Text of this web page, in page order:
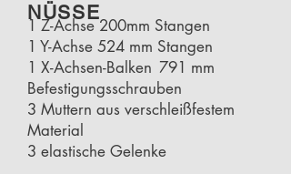
NÜSSE
1 Z-Achse 200mm Stangen
1 Y-Achse 524 mm Stangen
1 X-Achsen-Balken 791 mm
Befestigungsschrauben
3 Muttern aus verschleißfestem
Material
3 elastische Gelenke